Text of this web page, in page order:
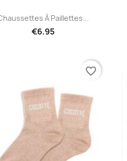
Quick view
À Paillettes...
€6.95
favorite_border